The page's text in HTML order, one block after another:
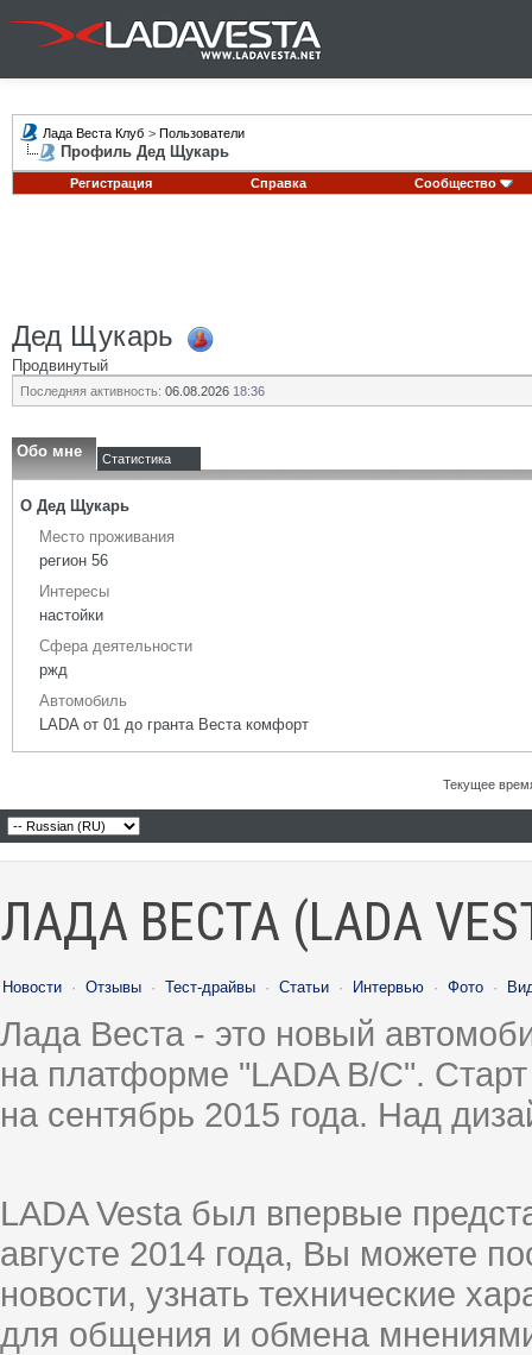
Лада Веста Клуб > Пользователи
Профиль Дед Щукарь
Регистрация Справка Сообщество
Дед Щукарь
Продвинутый
Последняя активность: 06.08.2026 18:36
Обо мне Статистика
О Дед Щукарь
Место проживания
регион 56
Интересы
настойки
Сфера деятельности
ржд
Автомобиль
LADA от 01 до гранта Веста комфорт
Текущее
ЛАДА ВЕСТА (LADA
Новости · Отзывы · Тест-драйвы · Статьи · Интервью · Фото ·
Лада Веста - это новый
на платформе "LADA B/C".
на сентябрь 2015 года. Над
LADA Vesta был впервые
августе 2014 года, Вы можете
новости, узнать технические
для общения и обмена